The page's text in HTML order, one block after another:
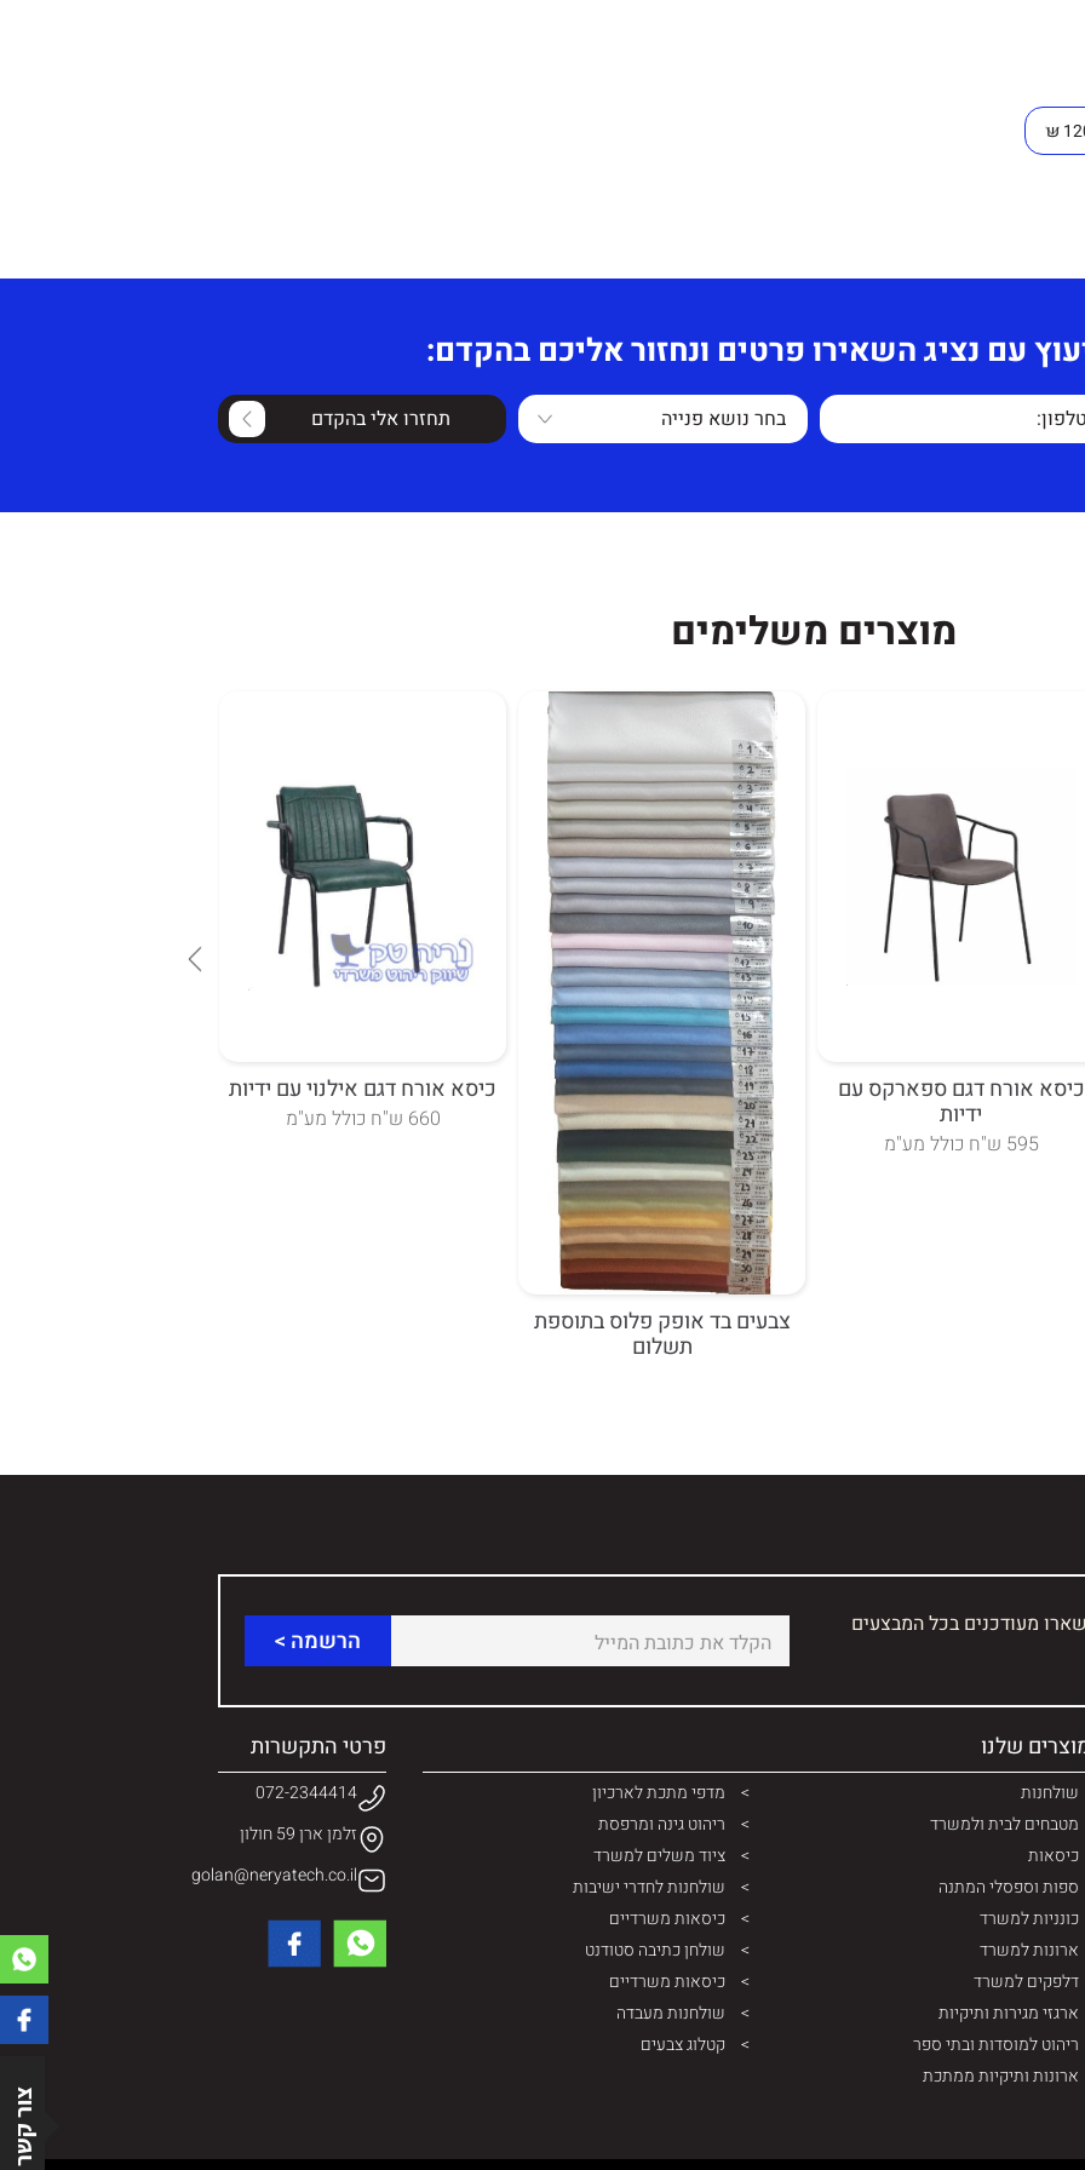
צור קשר
עם נציג השאירו פרטים ונחזור אליכם בהקדם:
תחזרו אלי בהקדם
מוצרים משלימים
כיסא אורח דגם ספארקס עם
ידיות
595 ש"ח כולל מע"מ
צבעים בד אופק פלוס בתוספת
תשלום
כיסא אורח דגם אילנוי עם ידיות
660 ש"ח כולל מע"מ
מעודכנים בכל המבצעים
שלנו
שולחנות
מטבחים לבית ולמשרד
כיסאות
ספות וספסלי המתנה
כונניות למשרד
ארונות למשרד
דלפקים למשרד
ארגזי מגירות ותיקיות
ריהוט למוסדות ובתי ספר
ארונות ותיקיות ממתכת
מדפי מתכת לארכיון
ריהוט גינה ומרפסת
ציוד משלים למשרד
שולחנות לחדרי ישיבות
כיסאות משרדיים
שולחן כתיבה סטודנט
כיסאות משרדיים
שולחנות מעבדה
קטלוג צבעים
פרטי התקשרות
072-2344414
זלמן ארן 59 חולון
golan@neryatech.co.il